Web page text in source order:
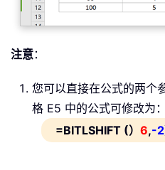
注意：
您可以直接在公式的两个
格 E5 中的公式可修改为：
=BITLSHIFT (） 6,-2